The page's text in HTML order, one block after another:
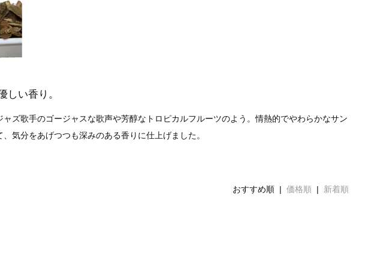
しい香り。
ズ歌手のゴージャスな歌声や芳醇なトロピカルフルーツのよう。情熱的でやわらかなサン
気分をあげつつも深みのある香りに仕上げました。
おすすめ順 |価格順 | 新着順